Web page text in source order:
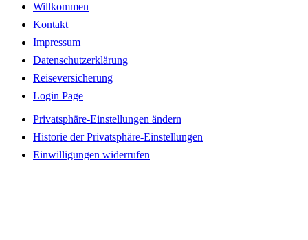
Willkommen
Kontakt
Impressum
Datenschutzerklärung
Reiseversicherung
Login Page
Privatsphäre-Einstellungen ändern
Historie der Privatsphäre-Einstellungen
Einwilligungen widerrufen